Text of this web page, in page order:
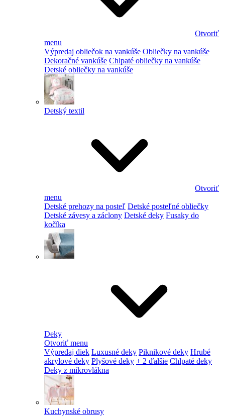
Otvoriť
menu
Výpredaj obliečok na vankúše Obliečky na vankúše
Dekoračné vankúše Chlpaté obliečky na vankúše
Detské obliečky na vankúše
Detský textil
Otvoriť
menu
Detské prehozy na posteľ Detské posteľné obliečky
Detské závesy a záclony Detské deky Fusaky do
kočíka
Deky
Otvoriť menu
Výpredaj diek Luxusné deky Piknikové deky Hrubé
akrylové deky Plyšové deky + 2 ďalšie Chlpaté deky
Deky z mikrovlákna
Kuchynské obrusy